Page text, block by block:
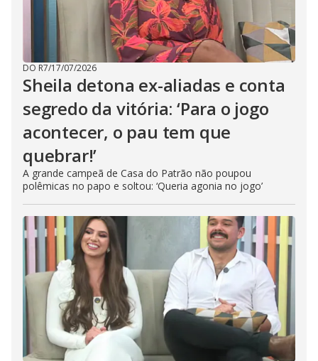
DO R7/17/07/2026
Sheila detona ex-aliadas e conta
segredo da vitória: ‘Para o jogo
acontecer, o pau tem que
quebrar!’
A grande campeã de Casa do Patrão não poupou
polêmicas no papo e soltou: ‘Queria agonia no jogo’